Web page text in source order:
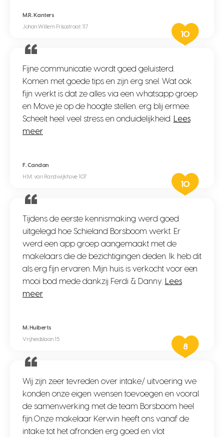
M.R. Kanters
Johan Willem Frisostraat 117
10
Fijne communicatie wordt goed geluisterd.
Komen met goede tips en zijn erg snel. Wat ook
fijn werkt is dat ze alles via een whatsapp groep
en Move je op de hoogte stellen. erg blij ermee.
Scheelt heel veel stress en onduidelijkheid.
Lees
meer
F. Candan
H.M. van Randwijkhove 107
10
Tijdens de eerste kennismaking werd goed
uitgelegd hoe Schieland Borsboom werkt. Er
werd een app groep aangemaakt met de
makelaars die de bezichtigingen deden. Ik heb dit
als erg fijn ervaren. Mijn huis is verkocht voor een
mooi bod mede dankzij Ferdi & Danny.
Lees
meer
M. Huiberts
Vrijheidslaan 15
8
Wij zijn zeer tevreden over intake/ uitvoering we
konden onze eigen wensen toevoegen en vooral
de samenwerking met de team Borsboom heel
fijn.Onze makelaar Kerwin heeft ons vanaf de
intake tot het afronden erg goed en vlot